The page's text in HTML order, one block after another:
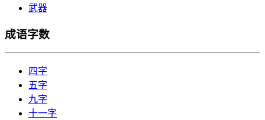
武器
成语字数
四字
五字
九字
十一字